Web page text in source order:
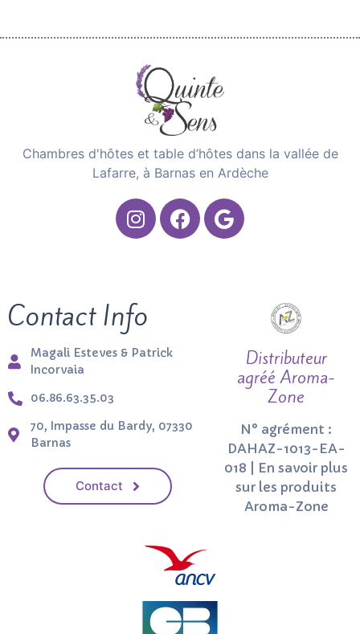
Chambres d'hôtes et table d’hôtes dans la vallée de
Lafarre, à Barnas en Ardèche
Contact Info
Magali Esteves & Patrick
Incorvaia
06.86.63.35.03
70, Impasse du Bardy, 07330
Barnas
Contact
Distributeur
agréé Aroma-
Zone
N° agrément :
DAHAZ-1013-EA-
018 | En savoir plus
sur les produits
Aroma-Zone